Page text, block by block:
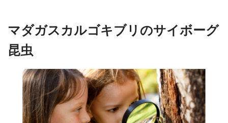
マダガスカルゴキブリのサイボーグ
昆虫